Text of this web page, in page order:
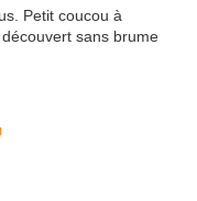
Petit coucou à
sans brume